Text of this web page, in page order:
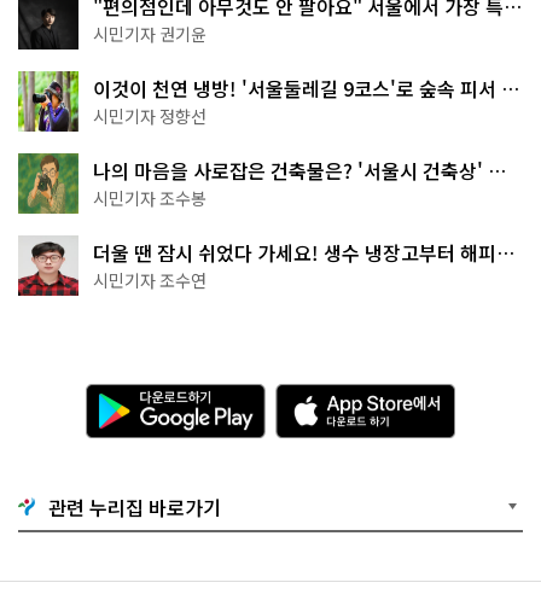
"편의점인데 아무것도 안 팔아요" 서울에서 가장 특별
한 편의점의 정체
시민기자 권기윤
이것이 천연 냉방! '서울둘레길 9코스'로 숲속 피서 떠
나볼까
시민기자 정향선
나의 마음을 사로잡은 건축물은? '서울시 건축상' 수
상작 공개!
시민기자 조수봉
더울 땐 잠시 쉬었다 가세요! 생수 냉장고부터 해피소
·무더위쉼터까지
시민기자 조수연
다
운
로
기
G
o
g
A
p
p
e
서
관련 누리집 바로가기